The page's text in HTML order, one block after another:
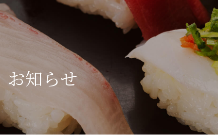
お知らせ